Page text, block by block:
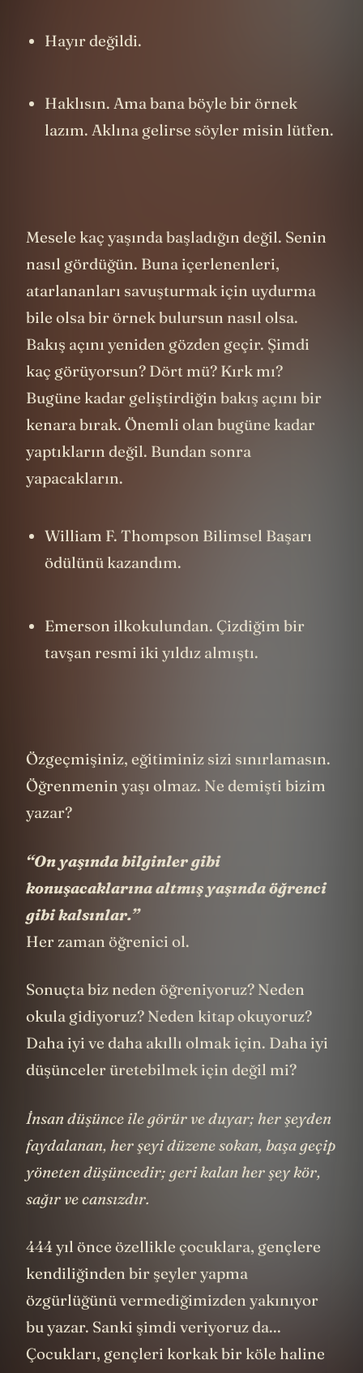
Haklısın. Ama bana böyle bir örnek
Mesele kaç yaşında başladığın değil. Senin
nasıl gördüğün. Buna içerlenenleri,
atarlananları savuşturmak için uydurma
bile olsa bir örnek bulursun nasıl olsa.
Bakış açını yeniden gözden geçir. Şimdi
kaç görüyorsun? Dört mü? Kırk mı?
Bugüne kadar geliştirdiğin bakış açını bir
kenara bırak. Önemli olan bugüne kadar
yaptıkların değil. Bundan sonra
William F. Thompson Bilimsel Başarı
Emerson ilkokulundan. Çizdiğim bir
Özgeçmişiniz, eğitiminiz sizi sınırlamasın.
Öğrenmenin yaşı olmaz. Ne demişti bizim
“On yaşında bilginler gibi
konuşacaklarına altmış yaşında öğrenci
gibi kalsınlar.”
Sonuçta biz neden öğreniyoruz? Neden
okula gidiyoruz? Neden kitap okuyoruz?
Daha iyi ve daha akıllı olmak için. Daha iyi
İnsan düşünce ile görür ve duyar; her şeyden
faydalanan, her şeyi düzene sokan, başa geçip
yöne­ten düşüncedir; geri kalan her şey kör,
444 yıl önce özellikle çocuklara, gençlere
kendiliğinden bir şeyler yapma
özgürlüğünü vermediğimizden yakınıyor
bu yazar. Sanki şimdi veriyoruz da...